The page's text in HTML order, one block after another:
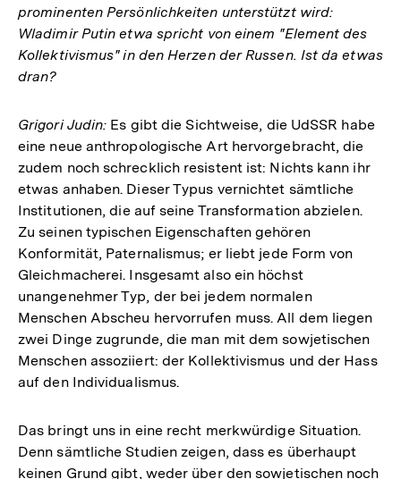
prominenten Persönlichkeiten unterstützt wird:
Wladimir Putin etwa spricht von einem "Element des
Kollektivismus" in den Herzen der Russen. Ist da etwas
dran?
Grigori Judin: Es gibt die Sichtweise, die UdSSR habe
eine neue anthropologische Art hervorgebracht, die
zudem noch schrecklich resistent ist: Nichts kann ihr
etwas anhaben. Dieser Typus vernichtet sämtliche
Institutionen, die auf seine Transformation abzielen.
Zu seinen typischen Eigenschaften gehören
Konformität, Paternalismus; er liebt jede Form von
Gleichmacherei. Insgesamt also ein höchst
unangenehmer Typ, der bei jedem normalen
Menschen Abscheu hervorrufen muss. All dem liegen
zwei Dinge zugrunde, die man mit dem sowjetischen
Menschen assoziiert: der Kollektivismus und der Hass
auf den Individualismus.
Das bringt uns in eine recht merkwürdige Situation.
Denn sämtliche Studien zeigen, dass es überhaupt
keinen Grund gibt, weder über den sowjetischen noch